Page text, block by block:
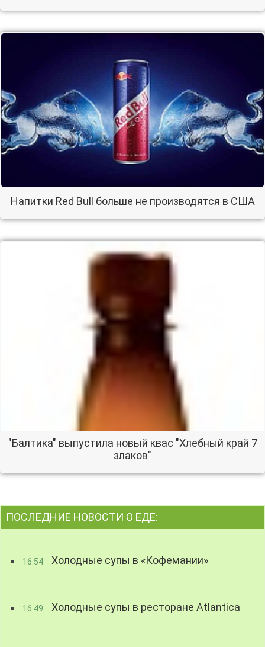
Напитки Red Bull больше не производятся в США
"Балтика" выпустила новый квас "Хлебный край 7
злаков"
ПОСЛЕДНИЕ НОВОСТИ О ЕДЕ:
16:54 Холодные супы в «Кофемании»
16:49 Холодные супы в ресторане Atlantica